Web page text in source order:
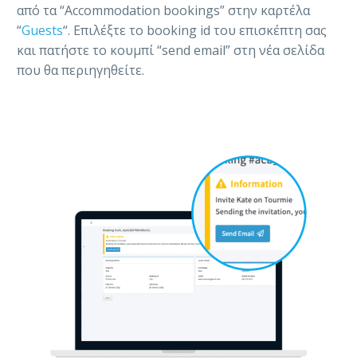
από τα “Accommodation bookings” στην καρτέλα
“Guests“. Επιλέξτε το booking id του επισκέπτη σας
και πατήστε το κουμπί “send email” στη νέα σελίδα
που θα περιηγηθείτε.